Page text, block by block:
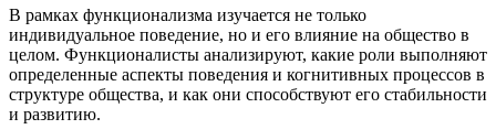
В рамках функционализма изучается не только
индивидуальное поведение, но и его влияние на общество в
целом. Функционалисты анализируют, какие роли выполняют
определенные аспекты поведения и когнитивных процессов в
структуре общества, и как они способствуют его стабильности
и развитию.